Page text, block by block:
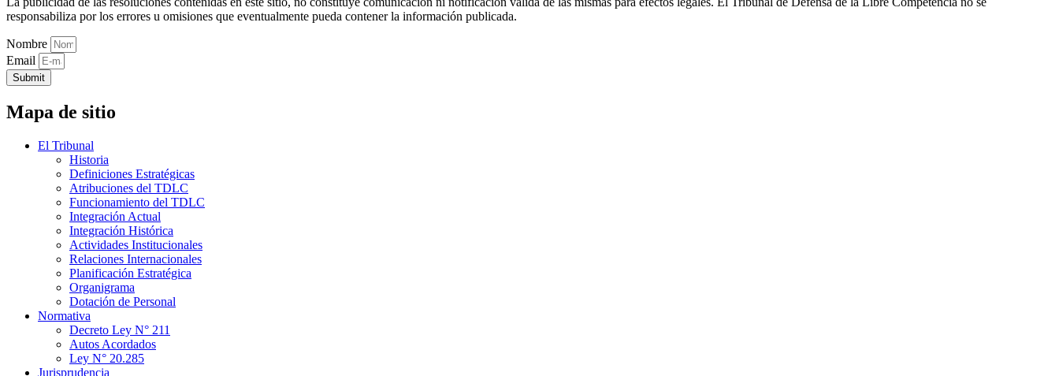
responsabiliza por los errores u omisiones que eventualmente pueda contener la información publicada.
Nombre
Email
Submit
Mapa de sitio
El Tribunal
Historia
Definiciones Estratégicas
Atribuciones del TDLC
Funcionamiento del TDLC
Integración Actual
Integración Histórica
Actividades Institucionales
Relaciones Internacionales
Planificación Estratégica
Organigrama
Dotación de Personal
Normativa
Decreto Ley N° 211
Autos Acordados
Ley N° 20.285
Jurisprudencia